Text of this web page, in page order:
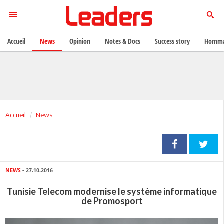
Accueil News
NEWS - 27.10.2016
Tunisie Telecom modernise le système informatique
de Promosport
Accueil News Opinion Notes & Docs Success story